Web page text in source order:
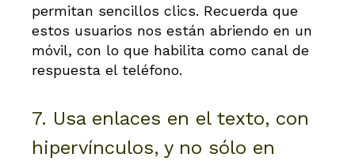
permitan sencillos clics. Recuerda que
estos usuarios nos están abriendo en un
móvil, con lo que habilita como canal de
respuesta el teléfono.
7. Usa enlaces en el texto, con
hipervínculos, y no sólo en